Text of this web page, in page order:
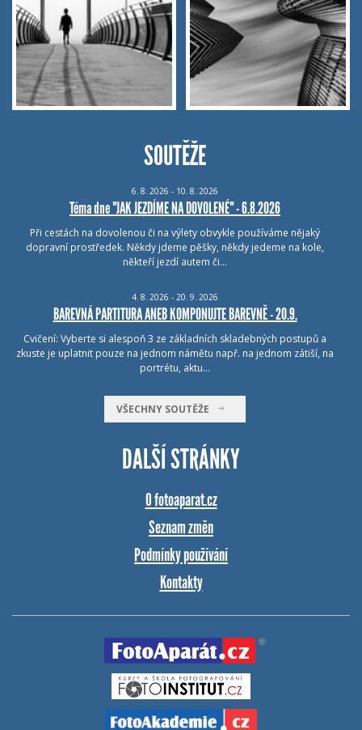
SOUTĚŽE
6. 8. 2026 - 10. 8. 2026
Téma dne "JAK JEZDÍME NA DOVOLENÉ" - 6.8.2026
Při cestách na dovolenou či na výlety obvykle používáme nějaký
dopravní prostředek. Někdy jdeme pěšky, někdy jedeme na kole,
někteří jezdí autem či…
4. 8. 2026 - 20. 9. 2026
BAREVNÁ PARTITURA ANEB KOMPONUJTE BAREVNĚ - 20.9.
Cvičení: Vyberte si alespoň 3 ze základních skladebných postupů a
zkuste je uplatnit pouze na jednom námětu např. na jednom zátiší, na
portrétu, aktu…
VŠECHNY SOUTĚŽE
DALŠÍ STRÁNKY
O fotoaparat.cz
Seznam změn
Podmínky používání
Kontakty